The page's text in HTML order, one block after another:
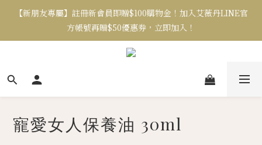
【新朋友專屬】註冊新會員即贈$100購物金！加入艾薇丹LINE官
方帳號再贈$50優惠券，立即加入！
寵愛女人保養油 30ml